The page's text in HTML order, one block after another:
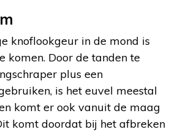
knoflookgeur in de mond is
komen. Door de tanden te
plus een
is het euvel meestal
komt er ook vanuit de maag
komt doordat bij het afbreken